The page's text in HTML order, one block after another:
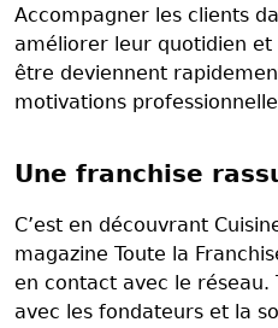
Accompagner les clients
améliorer leur quotidien
être deviennent
motivations
Une franchise
C’est en découvrant
magazine Toute la
en contact avec le réseau.
avec les fondateurs et la